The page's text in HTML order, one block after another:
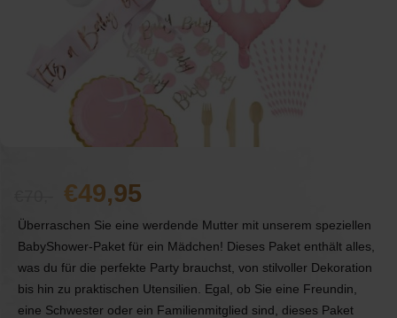
Ursprünglicher
Preis
war:
70.
49,95
Preis:
49,95.
Überraschen Sie eine werdende Mutter mit unserem speziellen
BabyShower-Paket für ein Mädchen! Dieses Paket enthält alles,
was du für die perfekte Party brauchst, von stilvoller Dekoration
bis hin zu praktischen Utensilien. Egal, ob Sie eine Freundin,
eine Schwester oder ein Familienmitglied sind, dieses Paket